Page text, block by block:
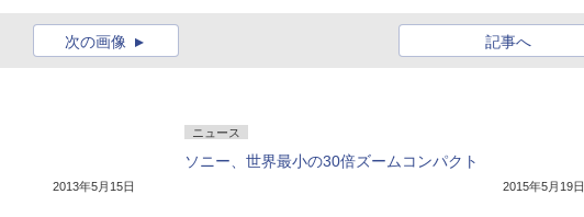
記事へ
次の画像
2013年5月15日
ニュース
ソニー、世界最小の30倍ズームコンパクト
2015年5月19日